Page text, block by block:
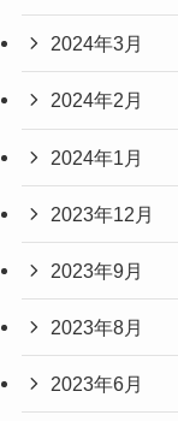
2024年3月
2024年2月
2024年1月
2023年12月
2023年9月
2023年8月
2023年6月